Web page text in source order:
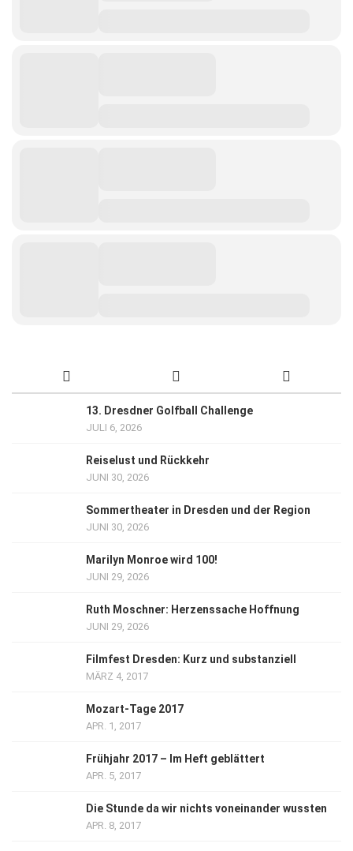
13. Dresdner Golfball Challenge
JULI 6, 2026
Reiselust und Rückkehr
JUNI 30, 2026
Sommertheater in Dresden und der Region
JUNI 30, 2026
Marilyn Monroe wird 100!
JUNI 29, 2026
Ruth Moschner: Herzenssache Hoffnung
JUNI 29, 2026
Filmfest Dresden: Kurz und substanziell
MÄRZ 4, 2017
Mozart-Tage 2017
APR. 1, 2017
Frühjahr 2017 – Im Heft geblättert
APR. 5, 2017
Die Stunde da wir nichts voneinander wussten
APR. 8, 2017